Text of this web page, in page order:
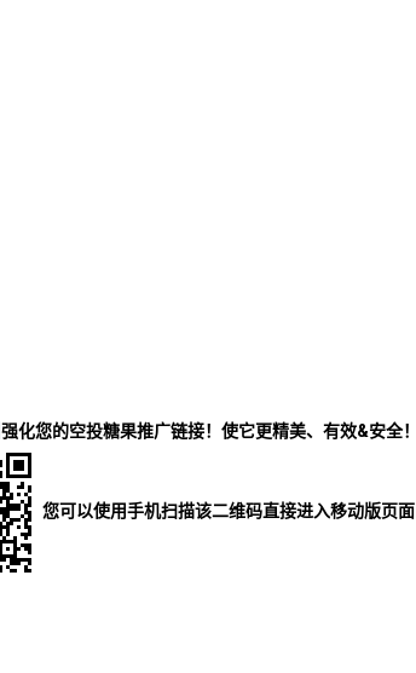
强化您的空投糖果推广链接！使它更精美、有效&安全！
您可以使用手机扫描该二维码直接进入移动版页面